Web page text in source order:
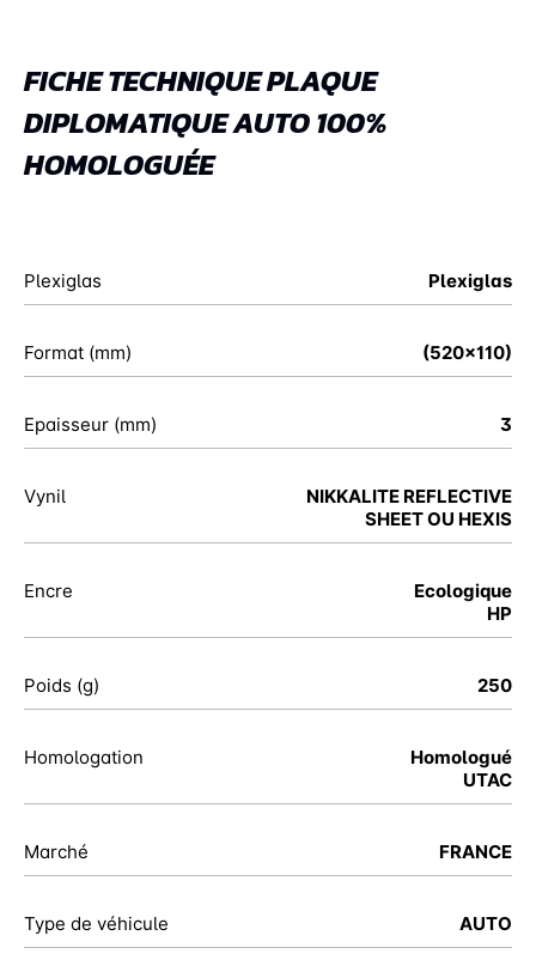
FICHE TECHNIQUE PLAQUE
DIPLOMATIQUE AUTO 100%
HOMOLOGUÉE
Plexiglas Plexiglas
Format (mm) (520x110)
Epaisseur (mm) 3
Vynil
NIKKALITE REFLECTIVE
SHEET OU HEXIS
Encre
Ecologique
HP
Poids (g) 250
Homologation
Homologué
UTAC
Marché FRANCE
Type de véhicule AUTO